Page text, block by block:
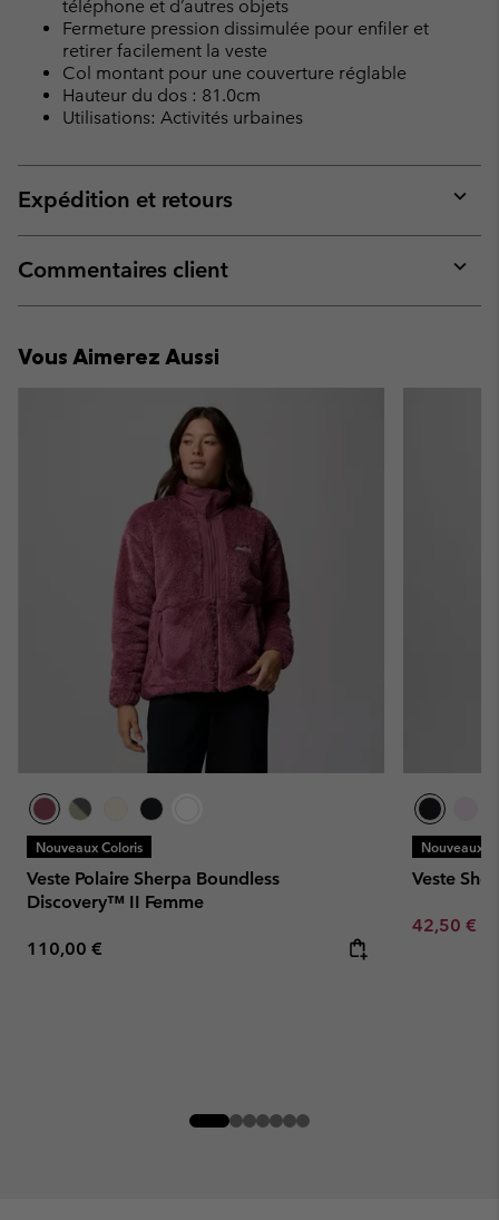
téléphone et d’autres objets
Fermeture pression dissimulée pour enfiler et
retirer facilement la veste
Col montant pour une couverture réglable
Hauteur du dos : 81.0cm
Utilisations: Activités urbaines
Expédition et retours
or
Commentaires client
or
Vous Aimerez Aussi
Nouveaux Coloris
Veste Polaire Sherpa Boundless
Discovery™ II Femme
Regular price:
110,00 €
Nouveaux
Veste
Minimum
42,50 €